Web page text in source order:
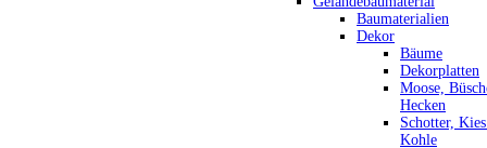
Baumaterialien
Dekor
Bäume
Dekorplatten
Moose,
Hecken
Schotter,
Kohle